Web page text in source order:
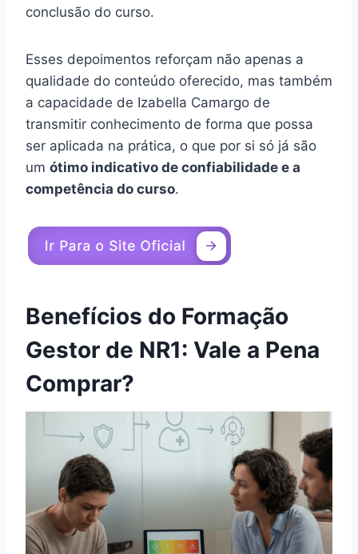
conclusão do curso.
Esses depoimentos reforçam não apenas a
qualidade do conteúdo oferecido, mas também
a capacidade de Izabella Camargo de
transmitir conhecimento de forma que possa
ser aplicada na prática, o que por si só já são
um ótimo indicativo de confiabilidade e a
competência do curso.
Benefícios do Formação
Gestor de NR1: Vale a Pena
Comprar?